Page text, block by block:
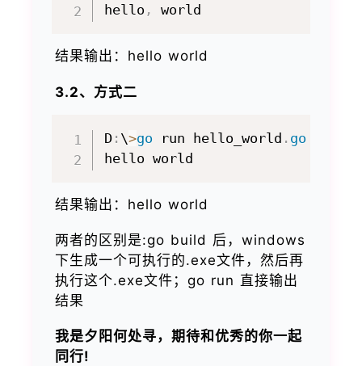
hello ,
结果输出：hello world
3.2、方式二
D: \>go run hello_world . go
结果输出：hello world
两者的区别是:go build 后，windows
下生成一个可执行的.exe文件，然后再
执行这个.exe文件；go run 直接输出
结果
我是夕阳何处寻，期待和优秀的你一起
同行!